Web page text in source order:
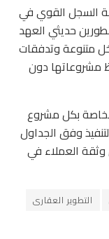
السجل القوي في
حديثي العهد
متنوعة وتدفقات
مشروعاتها دون
بكل مشروع
وفق الجداول
وثقة العملاء في
التطوير العقارى